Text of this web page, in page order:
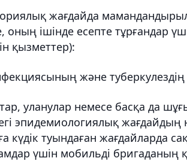
жағдайда
оның ішінде есепте тұрғандар
қызметтер):
және
уланулар немесе басқа да
эпидемиологиялық
күдік туындаған жағдайларда
үшін мобильді бригаданың